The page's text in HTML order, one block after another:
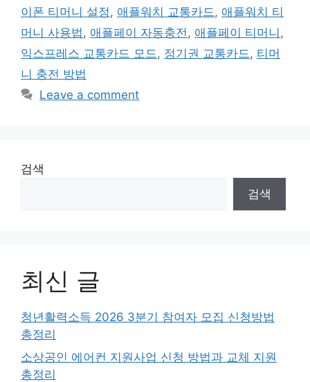
이폰 티머니 설정 , 애플워치 교통카드 , 애플워치 티
머니 사용법 , 애플페이 자동충전 , 애플페이 티머니 ,
익스프레스 교통카드 모드 , 정기권 교통카드 , 티머
니 충전 방법
Leave a comment
검색
검색
최신 글
청년활력소득 2026 3분기 참여자 모집 신청방법
총정리
소상공인 에어컨 지원사업 신청 방법과 교체 지원
총정리